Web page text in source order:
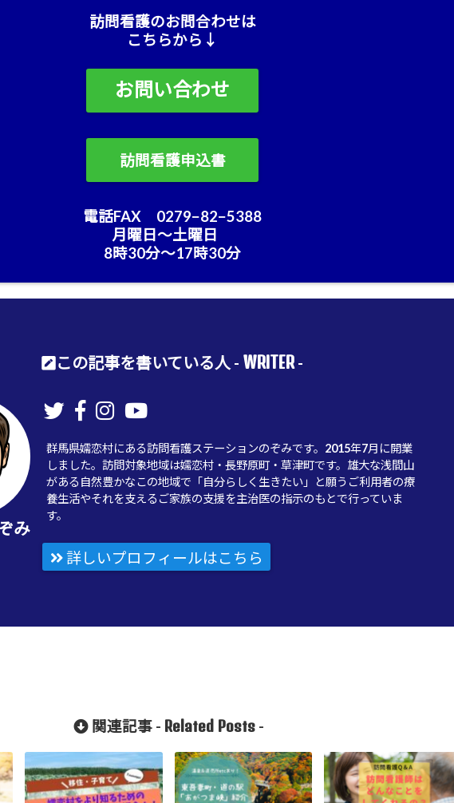
訪問看護のお問合わせは
こちらから↓
お問い合わせ
訪問看護申込書
電話FAX 0279−82−5388
月曜日〜土曜日
8時30分〜17時30分
この記事を書いている人 - WRITER-
み
群馬県嬬恋村にある訪問看護ステーションのぞみです。2015年7月に開業
しました。訪問対象地域は嬬恋村・長野原町・草津町です。雄大な浅間山
がある自然豊かなこの地域で「自分らしく生きたい」と願うご利用者の療
養生活やそれを支えるご家族の支援を主治医の指示のもとで行っていま
す。
詳しいプロフィールはこちら
関連記事 - Related Posts-